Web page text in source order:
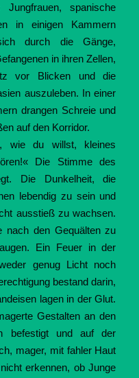
spanische
in einigen Kammern
durch die Gänge,
in ihren Zellen,
vor Blicken und die
auszuleben. In einer
drangen Schreie und
auf den Korridor.
wie du willst, kleines
Die Stimme des
Die Dunkelheit, die
lebendig zu sein und
ausstieß zu wachsen.
nach den Gequälten zu
Ein Feuer in der
genug Licht noch
bestand darin,
lagen in der Glut.
Gestalten an den
befestigt und auf der
mager, mit fahler Haut
erkennen, ob Junge